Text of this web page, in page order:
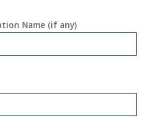
Name (if any)